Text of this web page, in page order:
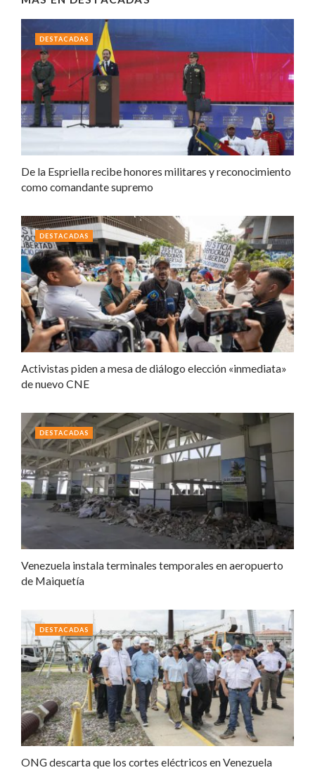
De la Espriella recibe honores militares y reconocimiento
como comandante supremo
DESTACADAS
Activistas piden a mesa de diálogo elección «inmediata»
de nuevo CNE
DESTACADAS
Venezuela instala terminales temporales en aeropuerto
de Maiquetía
DESTACADAS
ONG descarta que los cortes eléctricos en Venezuela
DESTACADAS